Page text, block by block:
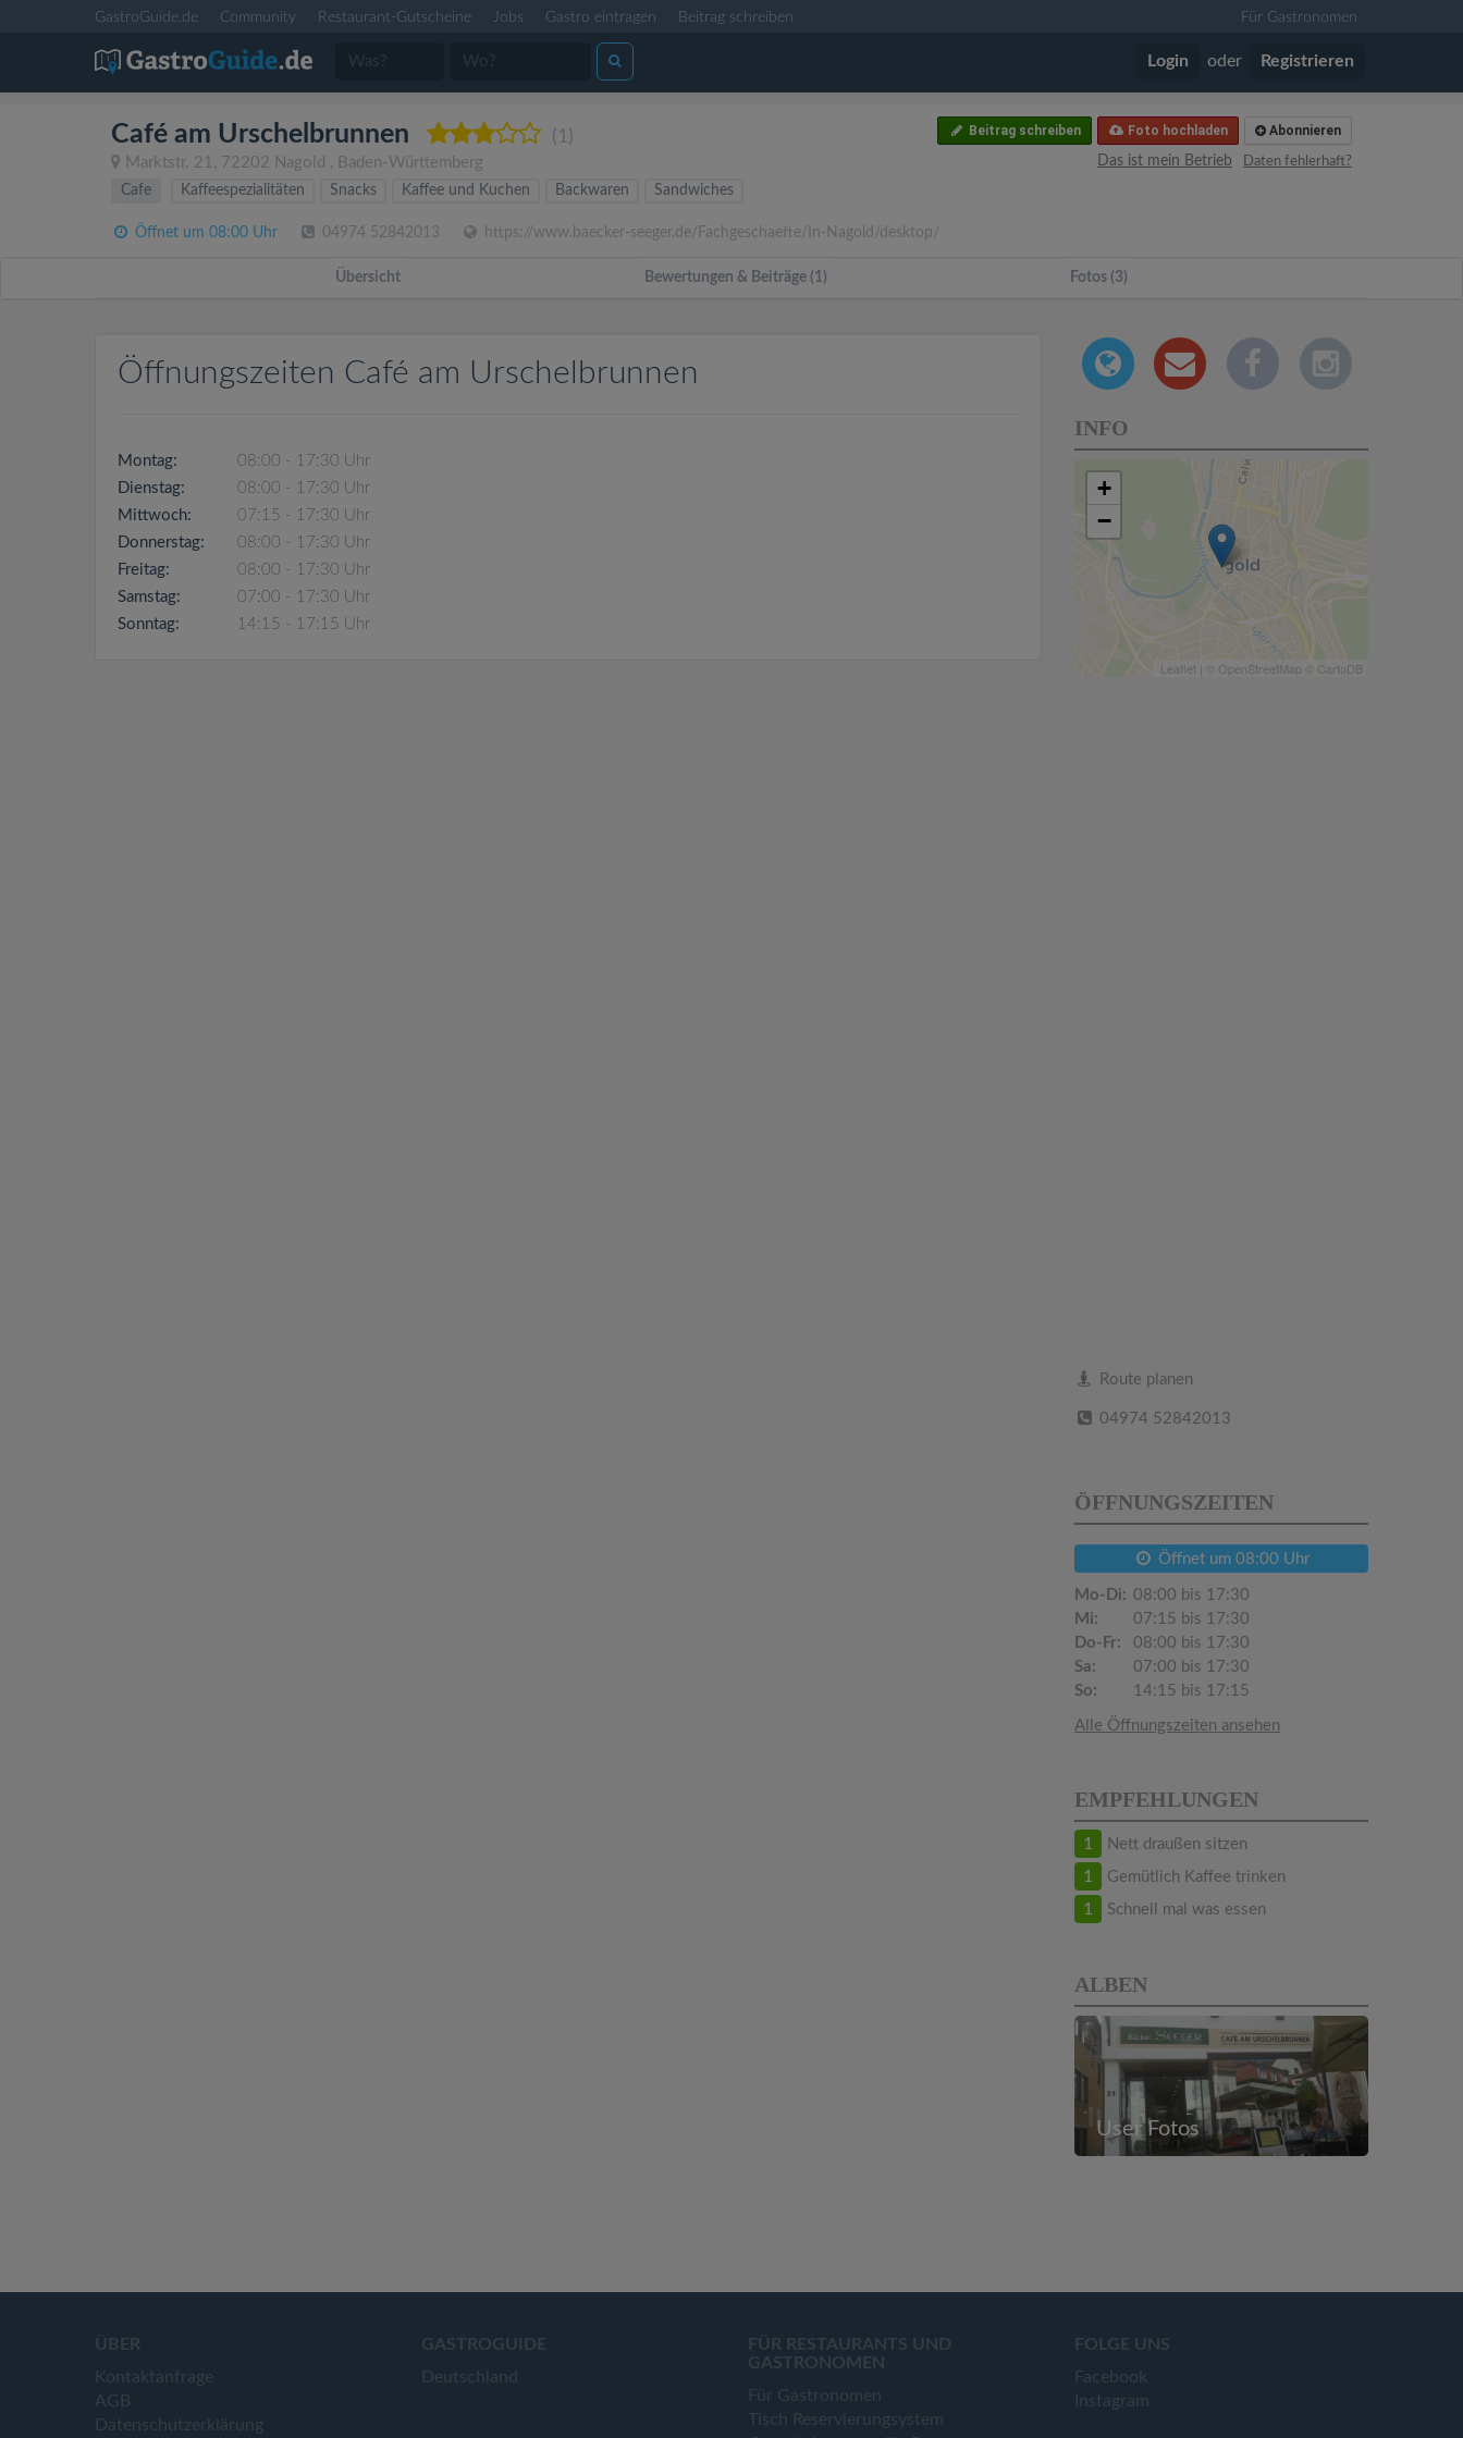
GastroGuide.de Community Restaurant-Gutscheine Jobs Gastro eintragen Beitrag schreiben Für Gastronomen
Login oder Registrieren
Café am Urschelbrunnen (1)
Marktstr. 21 , 72202 Nagold , Baden-Württemberg
Abonnieren
Foto hochladen
Beitrag schreiben
Daten fehlerhaft?
Das ist mein Betrieb
Cafe
Kaffeespezialitäten Snacks Kaffee und Kuchen Backwaren Sandwiches
Öffnet um 08:00 Uhr 04974 52842013 https://www.baecker-seeger.de/Fachgeschaefte/In-Nagold/desktop/
Übersicht Bewertungen & Beiträge (1) Fotos (3)
Öffnungszeiten Café am Urschelbrunnen
Montag:
08:00 - 17:30 Uhr
Dienstag:
08:00 - 17:30 Uhr
Mittwoch:
07:15 - 17:30 Uhr
Donnerstag:
08:00 - 17:30 Uhr
Freitag:
08:00 - 17:30 Uhr
Samstag:
07:00 - 17:30 Uhr
Sonntag:
14:15 - 17:15 Uhr
INFO
+
−
Leaflet | © OpenStreetMap © CartoDB
Route planen
04974 52842013
ÖFFNUNGSZEITEN
Öffnet um 08:00 Uhr
Mo-Di: 08:00 bis 17:30
Mi:
07:15 bis 17:30
Do-Fr:
08:00 bis 17:30
Sa:
07:00 bis 17:30
So:
14:15 bis 17:15
Alle Öffnungszeiten ansehen
EMPFEHLUNGEN
1 Nett draußen sitzen
1 Gemütlich Kaffee trinken
1 Schnell mal was essen
ALBEN
User Fotos
ÜBER
Kontaktanfrage
AGB
Datenschutzerklärung
GASTROGUIDE
Deutschland
FÜR RESTAURANTS UND
GASTRONOMEN
Für Gastronomen
Tisch Reservierungsystem
FOLGE UNS
Facebook
Instagram